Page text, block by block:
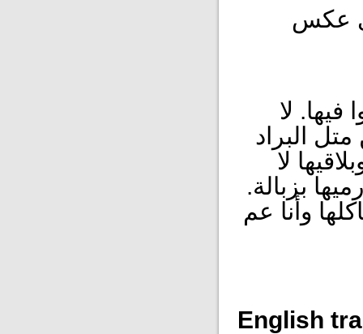
عكس
فيها. لا
البراد
لا
بزبالة.
وأنا عم
English